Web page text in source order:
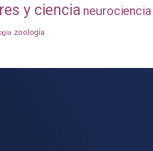
y ciencia neurociencia
zoología